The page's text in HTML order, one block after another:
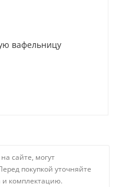
вафельницу
сайте, могут
покупкой уточняйте
и комплектацию.